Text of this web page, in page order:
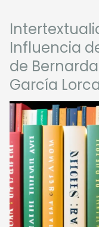
Influencia
de
García